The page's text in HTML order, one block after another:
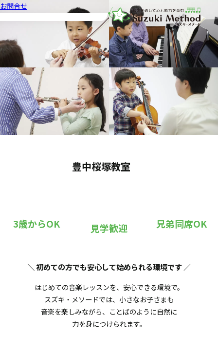
音楽教室スズキ・メソード | 公益
お問合せ
豊中桜塚教室
3歳からOK 見学歓迎 兄弟同席OK
＼ 初めての方でも安心して始められる環境です／
はじめての音楽レッスンを、安心できる環境で。
スズキ・メソードでは、小さなお子さまも
音楽を楽しみながら、ことばのように自然に
力を身につけられます。